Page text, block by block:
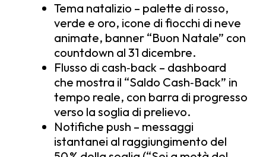
Tema natalizio – palette di rosso,
verde e oro, icone di fiocchi di neve
animate, banner “Buon Natale” con
countdown al 31 dicembre.
Flusso di cash‑back – dashboard
che mostra il “Saldo Cash‑Back” in
tempo reale, con barra di progresso
verso la soglia di prelievo.
Notifiche push – messaggi
istantanei al raggiungimento del